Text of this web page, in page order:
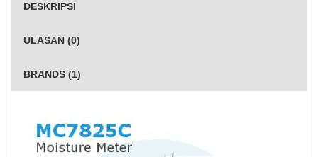
DESKRIPSI
ULASAN (0)
BRANDS (1)